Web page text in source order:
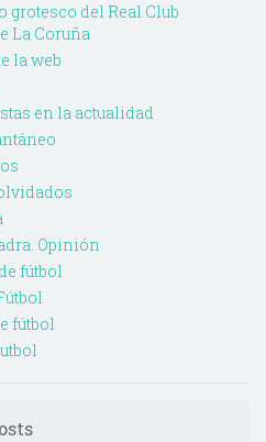
grotesco del Real Club
La Coruña
la web
en la actualidad
Opinión
fútbol
fútbol